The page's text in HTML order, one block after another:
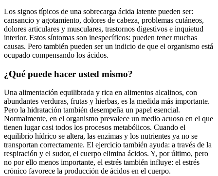
Los signos típicos de una sobrecarga ácida latente pueden ser:
cansancio y agotamiento, dolores de cabeza, problemas cutáneos,
dolores articulares y musculares, trastornos digestivos e inquietud
interior. Estos síntomas son inespecíficos: pueden tener muchas
causas. Pero también pueden ser un indicio de que el organismo está
ocupado compensando los ácidos.
¿Qué puede hacer usted mismo?
Una alimentación equilibrada y rica en alimentos alcalinos, con
abundantes verduras, frutas y hierbas, es la medida más importante.
Pero la hidratación también desempeña un papel esencial.
Normalmente, en el organismo prevalece un medio acuoso en el que
tienen lugar casi todos los procesos metabólicos. Cuando el
equilibrio hídrico se altera, las enzimas y los nutrientes ya no se
transportan correctamente. El ejercicio también ayuda: a través de la
respiración y el sudor, el cuerpo elimina ácidos. Y, por último, pero
no por ello menos importante, el estrés también influye: el estrés
crónico favorece la producción de ácidos en el cuerpo.